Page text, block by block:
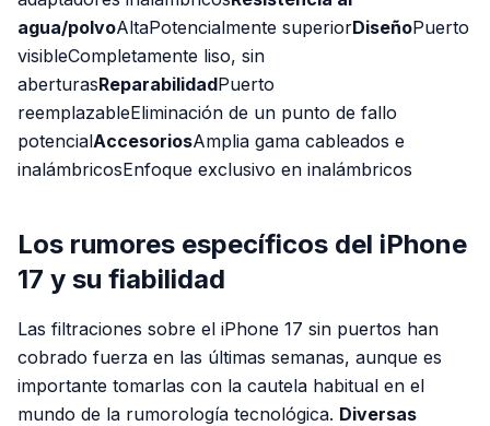
agua/polvoAltaPotencialmente superiorDiseñoPuerto
visibleCompletamente liso, sin
aberturasReparabilidadPuerto
reemplazableEliminación de un punto de fallo
potencialAccesoriosAmplia gama cableados e
inalámbricosEnfoque exclusivo en inalámbricos
Los rumores específicos del iPhone
17 y su fiabilidad
Las filtraciones sobre el iPhone 17 sin puertos han
cobrado fuerza en las últimas semanas, aunque es
importante tomarlas con la cautela habitual en el
mundo de la rumorología tecnológica. Diversas